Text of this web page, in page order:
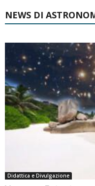
NEWS DI
Didattica e Divulgazione